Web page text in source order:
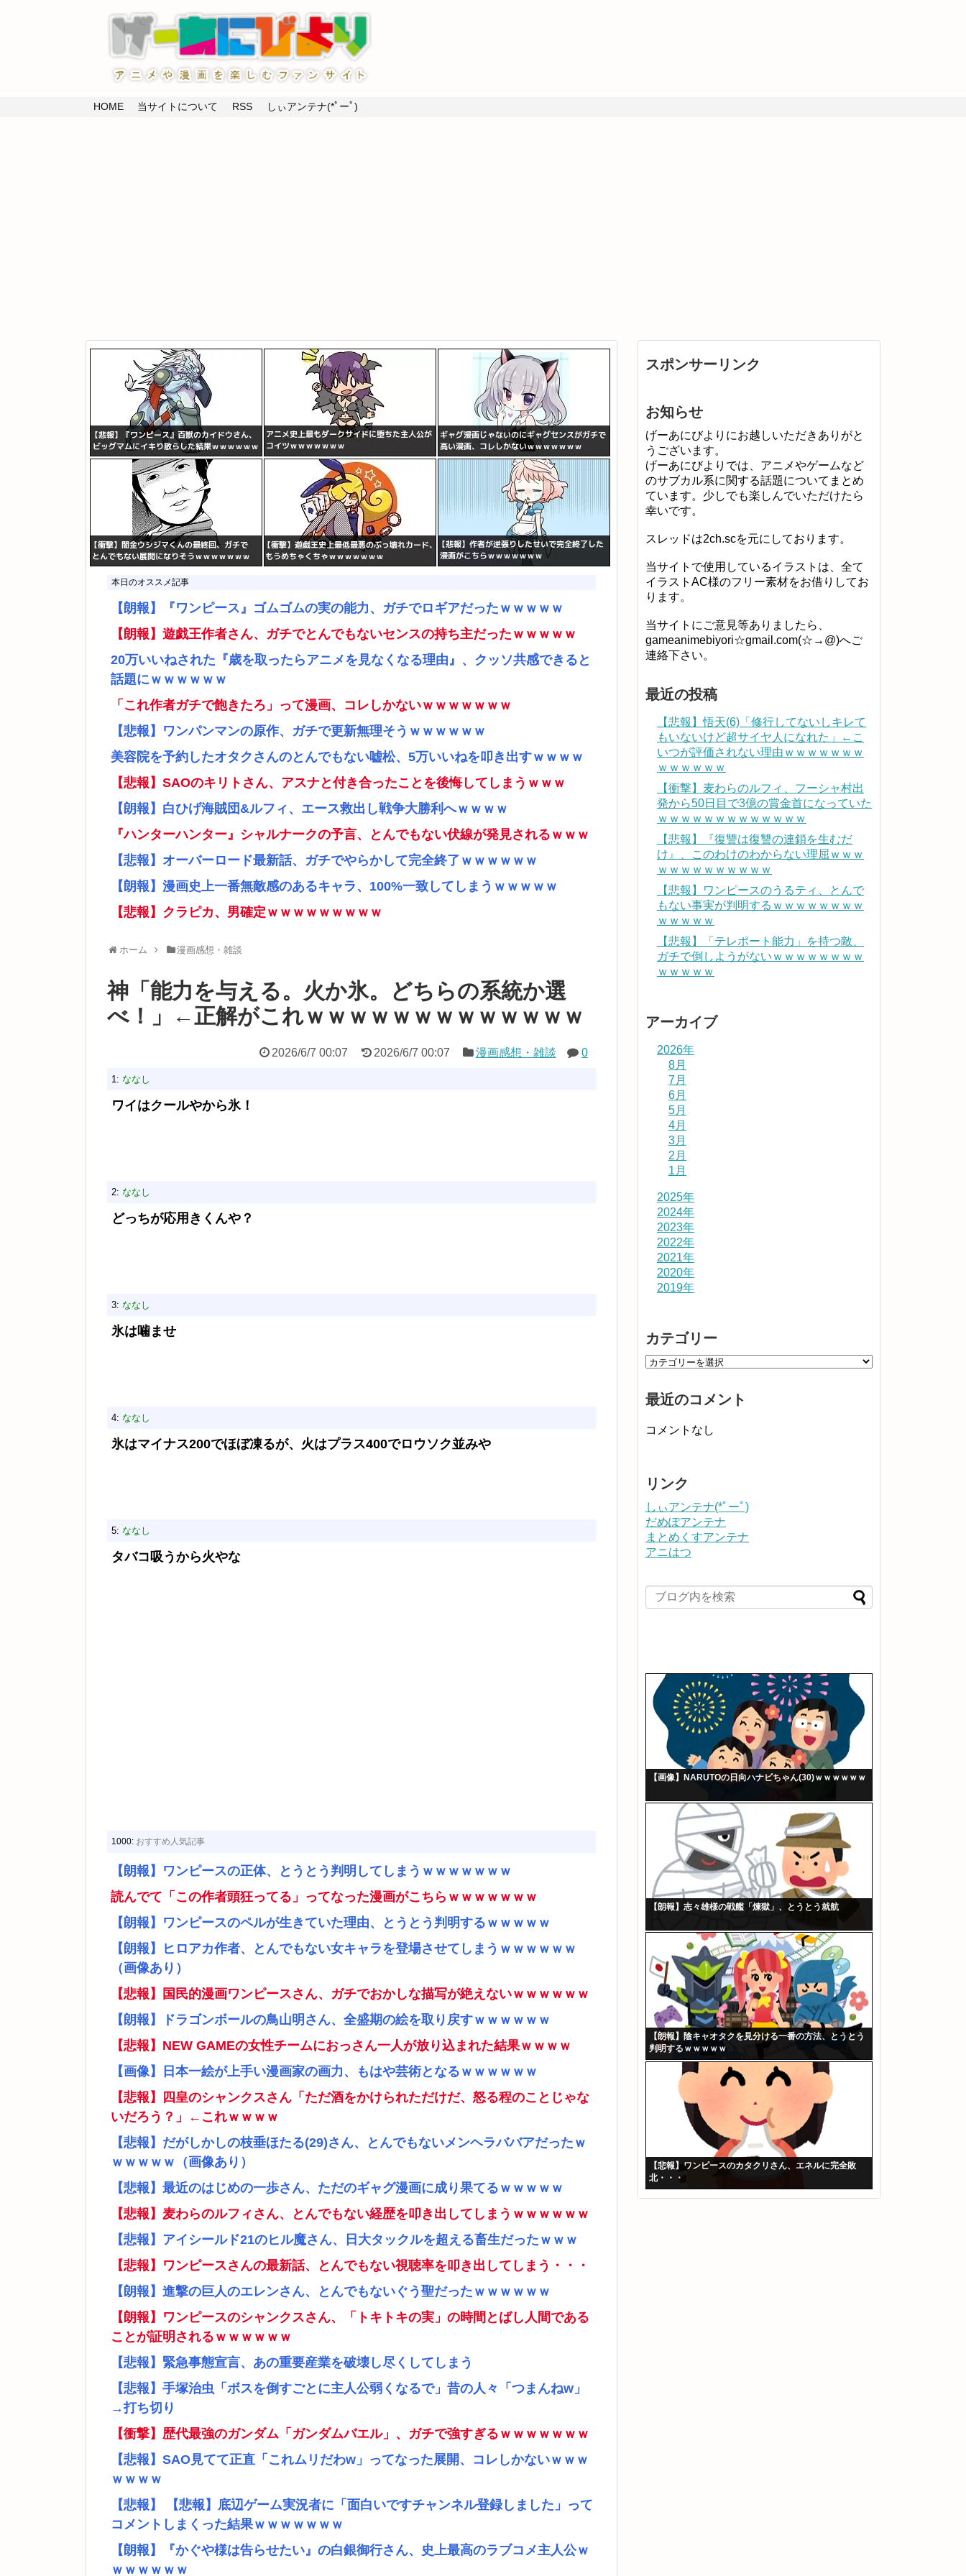
HOME 当サイトについて RSS しぃアンテナ(*ﾟーﾟ)
本日のオススメ記事
【朗報】『ワンピース』ゴムゴムの実の能力、ガチでロギアだったｗｗｗｗｗ
【朗報】遊戯王作者さん、ガチでとんでもないセンスの持ち主だったｗｗｗｗｗ
20万いいねされた『歳を取ったらアニメを見なくなる理由』、クッソ共感できると
話題にｗｗｗｗｗｗ
「これ作者ガチで飽きたろ」って漫画、コレしかないｗｗｗｗｗｗｗ
【悲報】ワンパンマンの原作、ガチで更新無理そうｗｗｗｗｗｗ
美容院を予約したオタクさんのとんでもない嘘松、5万いいねを叩き出すｗｗｗｗ
【悲報】SAOのキリトさん、アスナと付き合ったことを後悔してしまうｗｗｗ
【朗報】白ひげ海賊団&ルフィ、エース救出し戦争大勝利へｗｗｗｗ
『ハンターハンター』シャルナークの予言、とんでもない伏線が発見されるｗｗｗ
【悲報】オーバーロード最新話、ガチでやらかして完全終了ｗｗｗｗｗｗ
【朗報】漫画史上一番無敵感のあるキャラ、100%一致してしまうｗｗｗｗｗ
【悲報】クラピカ、男確定ｗｗｗｗｗｗｗｗｗ
ホーム 漫画感想・雑談
神「能力を与える。火か氷。どちらの系統か選
べ！」←正解がこれｗｗｗｗｗｗｗｗｗｗｗｗｗ
2026/6/7 00:07 2026/6/7 00:07 漫画感想・雑談 0
1: ななし
ワイはクールやから氷！
2: ななし
どっちが応用きくんや？
3: ななし
氷は噛ませ
4: ななし
氷はマイナス200でほぼ凍るが、火はプラス400でロウソク並みや
5: ななし
タバコ吸うから火やな
1000: おすすめ人気記事
【朗報】ワンピースの正体、とうとう判明してしまうｗｗｗｗｗｗｗ
読んでて「この作者頭狂ってる」ってなった漫画がこちらｗｗｗｗｗｗｗ
【朗報】ワンピースのペルが生きていた理由、とうとう判明するｗｗｗｗｗ
【朗報】ヒロアカ作者、とんでもない女キャラを登場させてしまうｗｗｗｗｗｗ
（画像あり）
【悲報】国民的漫画ワンピースさん、ガチでおかしな描写が絶えないｗｗｗｗｗｗ
【朗報】ドラゴンボールの鳥山明さん、全盛期の絵を取り戻すｗｗｗｗｗｗ
【悲報】NEW GAMEの女性チームにおっさん一人が放り込まれた結果ｗｗｗｗ
【画像】日本一絵が上手い漫画家の画力、もはや芸術となるｗｗｗｗｗｗ
【悲報】四皇のシャンクスさん「ただ酒をかけられただけだ、怒る程のことじゃな
いだろう？」←これｗｗｗｗ
【悲報】だがしかしの枝垂ほたる(29)さん、とんでもないメンヘラババアだったｗ
ｗｗｗｗｗ（画像あり）
【悲報】最近のはじめの一歩さん、ただのギャグ漫画に成り果てるｗｗｗｗｗ
【悲報】麦わらのルフィさん、とんでもない経歴を叩き出してしまうｗｗｗｗｗｗ
【悲報】アイシールド21のヒル魔さん、日大タックルを超える畜生だったｗｗｗ
【悲報】ワンピースさんの最新話、とんでもない視聴率を叩き出してしまう・・・
【朗報】進撃の巨人のエレンさん、とんでもないぐう聖だったｗｗｗｗｗｗ
【朗報】ワンピースのシャンクスさん、「トキトキの実」の時間とばし人間である
ことが証明されるｗｗｗｗｗｗ
【悲報】緊急事態宣言、あの重要産業を破壊し尽くしてしまう
【悲報】手塚治虫「ボスを倒すごとに主人公弱くなるで」昔の人々「つまんねw」
→打ち切り
【衝撃】歴代最強のガンダム「ガンダムバエル」、ガチで強すぎるｗｗｗｗｗｗｗ
【悲報】SAO見てて正直「これムリだわw」ってなった展開、コレしかないｗｗｗ
ｗｗｗｗ
【悲報】 【悲報】底辺ゲーム実況者に「面白いですチャンネル登録しました」って
コメントしまくった結果ｗｗｗｗｗｗｗ
【朗報】『かぐや様は告らせたい』の白銀御行さん、史上最高のラブコメ主人公ｗ
ｗｗｗｗｗｗ
スポンサーリンク
お知らせ
げーあにびよりにお越しいただきありがと
うございます。
げーあにびよりでは、アニメやゲームなど
のサブカル系に関する話題についてまとめ
ています。少しでも楽しんでいただけたら
幸いです。
スレッドは2ch.scを元にしております。
当サイトで使用しているイラストは、全て
イラストAC様のフリー素材をお借りしてお
ります。
当サイトにご意見等ありましたら、
gameanimebiyori☆gmail.com(☆→@)へご
連絡下さい。
最近の投稿
【悲報】悟天(6)「修行してないしキレて
もいないけど超サイヤ人になれた」←こ
いつが評価されない理由ｗｗｗｗｗｗｗ
ｗｗｗｗｗｗ
【衝撃】麦わらのルフィ、フーシャ村出
発から50日目で3億の賞金首になっていた
ｗｗｗｗｗｗｗｗｗｗｗｗｗ
【悲報】『復讐は復讐の連鎖を生むだ
け』、このわけのわからない理屈ｗｗｗ
ｗｗｗｗｗｗｗｗｗｗ
【悲報】ワンピースのうるティ、とんで
もない事実が判明するｗｗｗｗｗｗｗｗ
ｗｗｗｗｗ
【悲報】「テレポート能力」を持つ敵、
ガチで倒しようがないｗｗｗｗｗｗｗｗ
ｗｗｗｗｗ
アーカイブ
2026年
8月
7月
6月
5月
4月
3月
2月
1月
2025年
2024年
2023年
2022年
2021年
2020年
2019年
カテゴリー
最近のコメント
コメントなし
リンク
しぃアンテナ(*ﾟーﾟ)
だめぽアンテナ
まとめくすアンテナ
アニはつ
【画像】NARUTOの日向ハナビちゃん(30)ｗｗｗｗｗｗ
【朗報】志々雄様の戦艦「煉獄」、とうとう就航
【朗報】陰キャオタクを見分ける一番の方法、とうとう
判明するｗｗｗｗｗ
【悲報】ワンピースのカタクリさん、エネルに完全敗
北・・・